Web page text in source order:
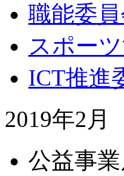
職能委
スポー
ICT推進
2019年2月
公益事